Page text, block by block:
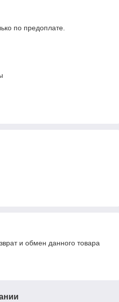
по предоплате.
и обмен данного товара